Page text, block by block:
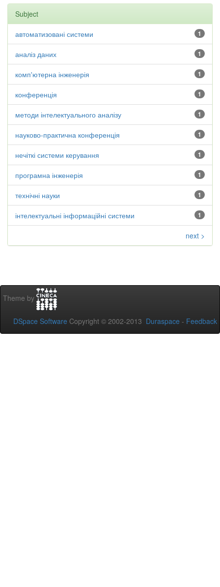
Subject
1
автоматизовані системи
1
аналіз даних
1
комп'ютерна інженерія
1
конференція
1
методи інтелектуального аналізу
1
науково-практична конференція
1
нечіткі системи керування
1
програмна інженерія
1
технічні науки
1
інтелектуальні інформаційні системи
next >
Theme by
DSpace Software Copyright © 2002-2013 Duraspace - Feedback